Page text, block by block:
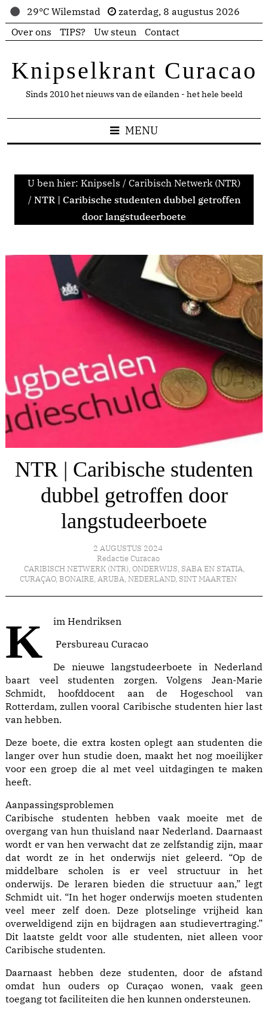
29°C Wilemstad
zaterdag, 8 augustus 2026
Over ons
TIPS? Uw steun Contact
Knipselkrant Curacao
Sinds 2010 het nieuws van de eilanden - het hele beeld
MENU
U ben hier: Knipsels / Caribisch Netwerk (NTR)
/ NTR | Caribische studenten dubbel getroffen
door langstudeerboete
NTR | Caribische studenten
dubbel getroffen door
langstudeerboete
2 AUGUSTUS 2024
Redactie Curacao
CARIBISCH NETWERK (NTR), ONDERWIJS, SABA EN STATIA,
CURAÇAO, BONAIRE, ARUBA, NEDERLAND, SINT MAARTEN
Kim Hendriksen
Persbureau Curacao
De nieuwe langstudeerboete in Nederland
baart veel studenten zorgen. Volgens Jean-Marie
Schmidt, hoofddocent aan de Hogeschool van
Rotterdam, zullen vooral Caribische studenten hier last
van hebben.
Deze boete, die extra kosten oplegt aan studenten die
langer over hun studie doen, maakt het nog moeilijker
voor een groep die al met veel uitdagingen te maken
heeft.
Aanpassingsproblemen
Caribische studenten hebben vaak moeite met de
overgang van hun thuisland naar Nederland. Daarnaast
wordt er van hen verwacht dat ze zelfstandig zijn, maar
dat wordt ze in het onderwijs niet geleerd. “Op de
middelbare scholen is er veel structuur in het
onderwijs. De leraren bieden die structuur aan,” legt
Schmidt uit. “In het hoger onderwijs moeten studenten
veel meer zelf doen. Deze plotselinge vrijheid kan
overweldigend zijn en bijdragen aan studievertraging.”
Dit laatste geldt voor alle studenten, niet alleen voor
Caribische studenten.
Daarnaast hebben deze studenten, door de afstand
omdat hun ouders op Curaçao wonen, vaak geen
toegang tot faciliteiten die hen kunnen ondersteunen.